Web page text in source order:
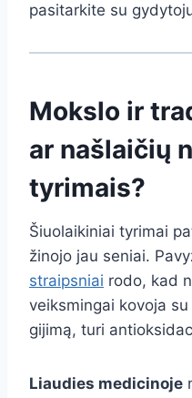
pasitarkite su
Mokslo ir
ar našlaičių
tyrimais?
Šiuolaikiniai tyrimai
žinojo jau seniai.
straipsniai rodo, kad
veiksmingai kovoja
gijimą, turi
Liaudies medicinoje